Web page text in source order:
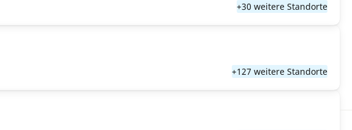
+30 weitere Standorte
+127 weitere Standorte